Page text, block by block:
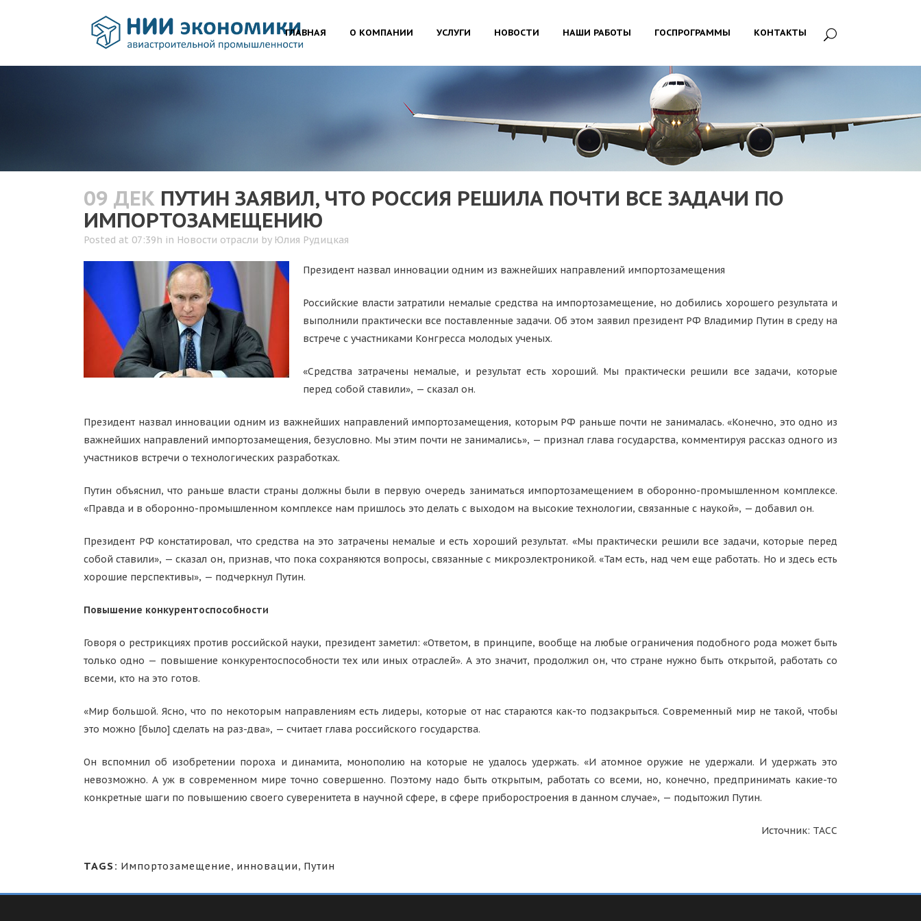
ГЛАВНАЯ О КОМПАНИИ УСЛУГИ НОВОСТИ НАШИ РАБОТЫ ГОСПРОГРАММЫ КОНТАКТЫ
09 ДЕК ПУТИН ЗАЯВИЛ, ЧТО РОССИЯ РЕШИЛА ПОЧТИ ВСЕ ЗАДАЧИ ПО
ИМПОРТОЗАМЕЩЕНИЮ
Posted at 07:39h in Новости отрасли by Юлия Рудицкая
Президент назвал инновации одним из важнейших направлений импортозамещения
Российские власти затратили немалые средства на импортозамещение, но добились хорошего результата и
выполнили практически все поставленные задачи. Об этом заявил президент РФ Владимир Путин в среду на
встрече с участниками Конгресса молодых ученых.
«Средства затрачены немалые, и результат есть хороший. Мы практически решили все задачи, которые
перед собой ставили», — сказал он.
Президент назвал инновации одним из важнейших направлений импортозамещения, которым РФ раньше почти не занималась. «Конечно, это одно из
важнейших направлений импортозамещения, безусловно. Мы этим почти не занимались», — признал глава государства, комментируя рассказ одного из
участников встречи о технологических разработках.
Путин объяснил, что раньше власти страны должны были в первую очередь заниматься импортозамещением в оборонно-промышленном комплексе.
«Правда и в оборонно-промышленном комплексе нам пришлось это делать с выходом на высокие технологии, связанные с наукой», — добавил он.
Президент РФ констатировал, что средства на это затрачены немалые и есть хороший результат. «Мы практически решили все задачи, которые перед
собой ставили», — сказал он, признав, что пока сохраняются вопросы, связанные с микроэлектроникой. «Там есть, над чем еще работать. Но и здесь есть
хорошие перспективы», — подчеркнул Путин.
Повышение конкурентоспособности
Говоря о рестрикциях против российской науки, президент заметил: «Ответом, в принципе, вообще на любые ограничения подобного рода может быть
только одно — повышение конкурентоспособности тех или иных отраслей». А это значит, продолжил он, что стране нужно быть открытой, работать со
всеми, кто на это готов.
«Мир большой. Ясно, что по некоторым направлениям есть лидеры, которые от нас стараются как-то подзакрыться. Современный мир не такой, чтобы
это можно [было] сделать на раз-два», — считает глава российского государства.
Он вспомнил об изобретении пороха и динамита, монополию на которые не удалось удержать. «И атомное оружие не удержали. И удержать это
невозможно. А уж в современном мире точно совершенно. Поэтому надо быть открытым, работать со всеми, но, конечно, предпринимать какие-то
конкретные шаги по повышению своего суверенитета в научной сфере, в сфере приборостроения в данном случае», — подытожил Путин.
Источник: ТАСС
TAGS: Импортозамещение, инновации, Путин